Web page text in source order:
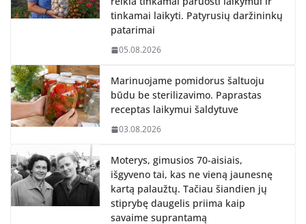
tinkamai laikyti. Patyrusių daržininkų
patarimai
05.08.2026
Marinuojame pomidorus šaltuoju
būdu be sterilizavimo. Paprastas
receptas laikymui šaldytuve
03.08.2026
Moterys, gimusios 70-aisiais,
išgyveno tai, kas ne vieną jaunesnę
kartą palaužtų. Tačiau šiandien jų
stiprybę daugelis priima kaip
savaime suprantamą